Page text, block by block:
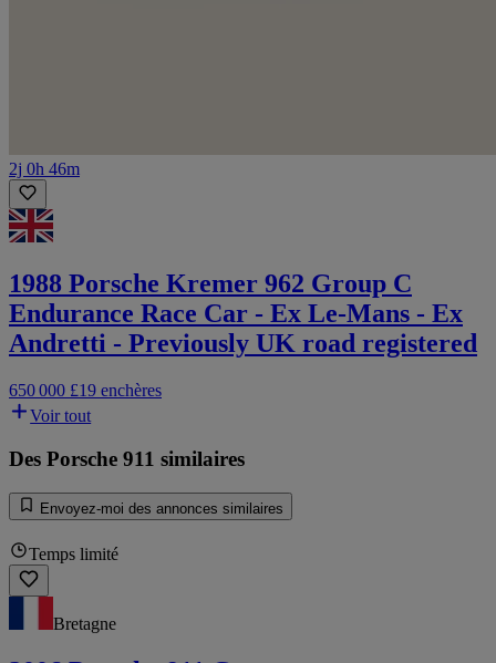
2j 0h 46m
1988 Porsche Kremer 962 Group C
Endurance Race Car - Ex Le-Mans - Ex
Andretti - Previously UK road registered
650 000 £19 enchères
Voir tout
Des Porsche 911 similaires
Envoyez-moi des annonces similaires
Temps limité
Bretagne